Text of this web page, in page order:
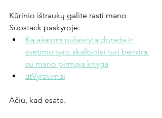
Kūrinio ištraukų galite rasti mano
Substack paskyroje:
Ką ašarom nulaistyta dorada ir
svetimo vyro skalbiniai turi bendra
su mano pirmąja knyga
atVyravimai
Ačiū, kad esate.